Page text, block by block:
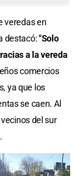
veredas en
destacó:"Solo
a la vereda
comercios
ya que los
se caen. Al
del sur